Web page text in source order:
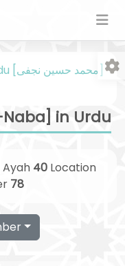
in Urdu
Ayah 40Location
78